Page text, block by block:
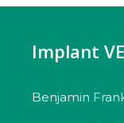
Implant
Benjamin